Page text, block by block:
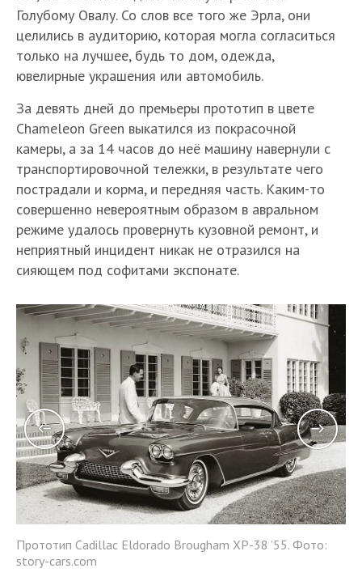
Голубому Овалу. Со слов все того же Эрла, они
целились в аудиторию, которая могла согласиться
только на лучшее, будь то дом, одежда,
ювелирные украшения или автомобиль.
За девять дней до премьеры прототип в цвете
Chameleon Green выкатился из покрасочной
камеры, а за 14 часов до неё машину навернули с
транспортировочной тележки, в результате чего
пострадали и корма, и передняя часть. Каким-то
совершенно невероятным образом в авральном
режиме удалось провернуть кузовной ремонт, и
неприятный инцидент никак не отразился на
сияющем под софитами экспонате.
Прототип Cadillac Eldorado Brougham XP-38 ’55. Фото:
story-cars.com